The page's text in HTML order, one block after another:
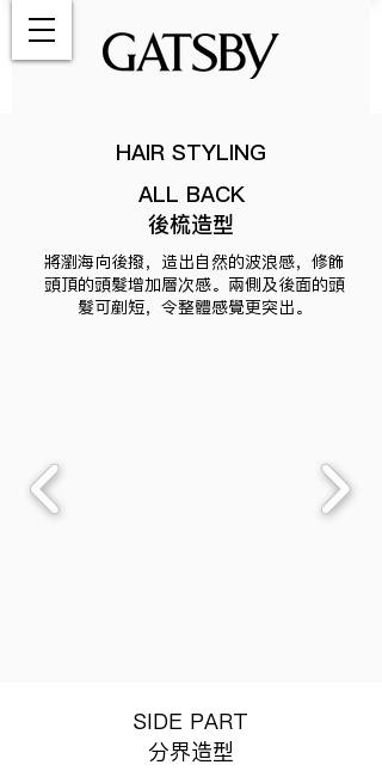
HAIR STYLING
ALL BACK
後梳造型
將瀏海向後撥，造出自然的波浪感，修飾
頭頂的頭髮增加層次感。兩側及後面的頭
髮可剷短，令整體感覺更突出。
SIDE PART
分界造型